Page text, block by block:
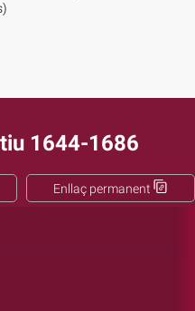
1644-1686
Enllaç permanent